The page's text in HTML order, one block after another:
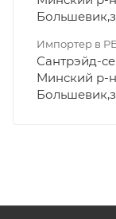
Импортер в
Сантрэйд-
Минский р-